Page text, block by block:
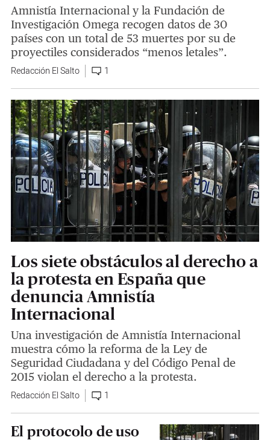
Amnistía Internacional y la Fundación de
Investigación Omega recogen datos de 30
países con un total de 53 muertes por su de
proyectiles considerados “menos letales”.
Redacción El Salto 1
Los siete obstáculos al derecho a
la protesta en España que
denuncia Amnistía
Internacional
Una investigación de Amnistía Internacional
muestra cómo la reforma de la Ley de
Seguridad Ciudadana y del Código Penal de
2015 violan el derecho a la protesta.
Redacción El Salto 1
El protocolo de uso